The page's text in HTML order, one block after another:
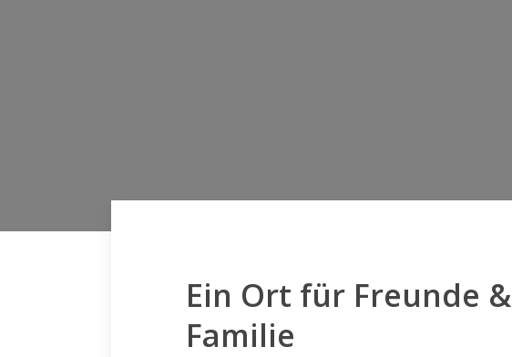
Ein Ort für Freunde &
Familie